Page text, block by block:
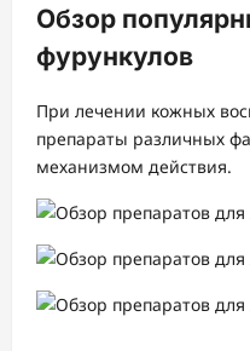
Обзор
фурункулов
При лечении кожных
препараты различных
механизмом действия.